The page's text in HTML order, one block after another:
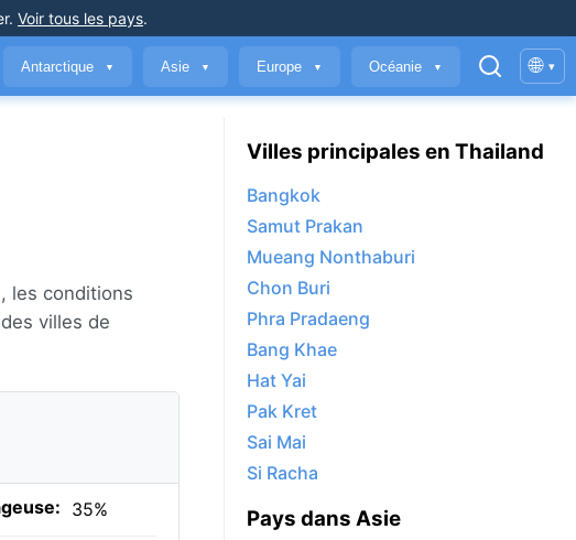
. Voir tous les pays.
Antarctique ▼ Asie ▼ Europe ▼ Océanie ▼ 🌐 ▾
les conditions
villes de
35%
Villes principales en Thailand
Bangkok
Samut Prakan
Mueang Nonthaburi
Chon Buri
Phra Pradaeng
Bang Khae
Hat Yai
Pak Kret
Sai Mai
Si Racha
Pays dans Asie